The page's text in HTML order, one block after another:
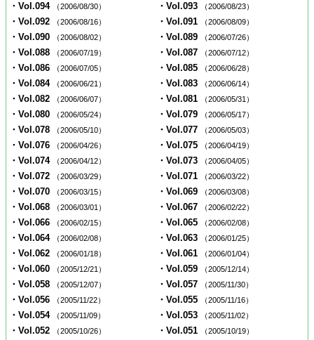
・Vol.094 （2006/08/30） ・Vol.093 （2006/08/23）
・Vol.092 （2006/08/16） ・Vol.091 （2006/08/09）
・Vol.090 （2006/08/02） ・Vol.089 （2006/07/26）
・Vol.088 （2006/07/19） ・Vol.087 （2006/07/12）
・Vol.086 （2006/07/05） ・Vol.085 （2006/06/28）
・Vol.084 （2006/06/21） ・Vol.083 （2006/06/14）
・Vol.082 （2006/06/07） ・Vol.081 （2006/05/31）
・Vol.080 （2006/05/24） ・Vol.079 （2006/05/17）
・Vol.078 （2006/05/10） ・Vol.077 （2006/05/03）
・Vol.076 （2006/04/26） ・Vol.075 （2006/04/19）
・Vol.074 （2006/04/12） ・Vol.073 （2006/04/05）
・Vol.072 （2006/03/29） ・Vol.071 （2006/03/22）
・Vol.070 （2006/03/15） ・Vol.069 （2006/03/08）
・Vol.068 （2006/03/01） ・Vol.067 （2006/02/22）
・Vol.066 （2006/02/15） ・Vol.065 （2006/02/08）
・Vol.064 （2006/02/08） ・Vol.063 （2006/01/25）
・Vol.062 （2006/01/18） ・Vol.061 （2006/01/04）
・Vol.060 （2005/12/21） ・Vol.059 （2005/12/14）
・Vol.058 （2005/12/07） ・Vol.057 （2005/11/30）
・Vol.056 （2005/11/22） ・Vol.055 （2005/11/16）
・Vol.054 （2005/11/09） ・Vol.053 （2005/11/02）
・Vol.052 （2005/10/26） ・Vol.051 （2005/10/19）